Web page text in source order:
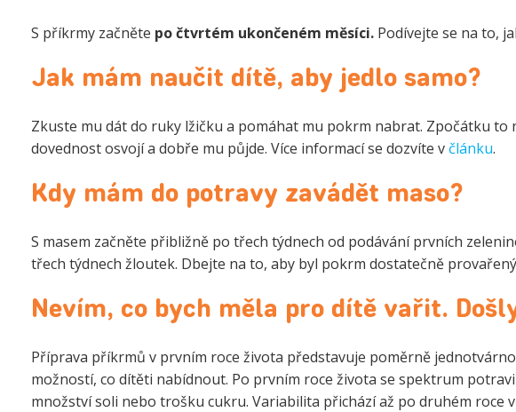
S příkrmy začněte po čtvrtém ukončeném měsíci. Podívejte se na to,
Jak mám naučit dítě, aby jedlo samo?
Zkuste mu dát do ruky lžičku a pomáhat mu pokrm nabrat. Zpočátku
dovednost osvojí a dobře mu půjde. Více informací se dozvíte v článku.
Kdy mám do potravy zavádět maso?
S masem začněte přibližně po třech týdnech od podávání prvních
třech týdnech žloutek. Dbejte na to, aby byl pokrm dostatečně
Nevím, co bych měla pro dítě vařit.
Příprava příkrmů v prvním roce života představuje poměrně
možností, co dítěti nabídnout. Po prvním roce života se spektrum
množství soli nebo trošku cukru. Variabilita přichází až po druhém roce